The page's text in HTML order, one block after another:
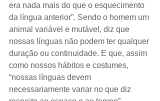
era nada mais do que o esquecimento
da língua anterior”. Sendo o homem um
animal variável e mutável, diz que
nossas línguas não podem ter qualquer
duração ou continuidade. E que, assim
como nossos hábitos e costumes,
“nossas línguas devem
necessariamente variar no que diz